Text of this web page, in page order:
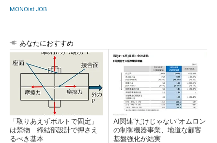
MONOist JOB
あなたにおすすめ
「取りあえずボルトで固定」
は禁物 締結部設計で押さえ
るべき基本
AI関連“だけじゃない”オムロン
の制御機器事業、地道な顧客
基盤強化が結実